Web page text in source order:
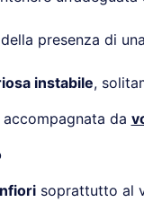
presenza di
instabile,
da
soprattutto al